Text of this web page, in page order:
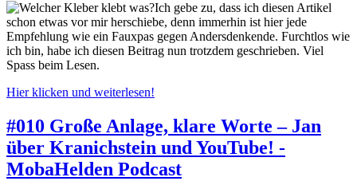
Ich gebe zu, dass ich diesen Artikel
schon etwas vor mir herschiebe, denn immerhin ist hier jede
Empfehlung wie ein Fauxpas gegen Andersdenkende. Furchtlos wie
ich bin, habe ich diesen Beitrag nun trotzdem geschrieben. Viel
Spass beim Lesen.
Hier klicken und weiterlesen!
#010 Große Anlage, klare Worte – Jan
über Kranichstein und YouTube! -
MobaHelden Podcast